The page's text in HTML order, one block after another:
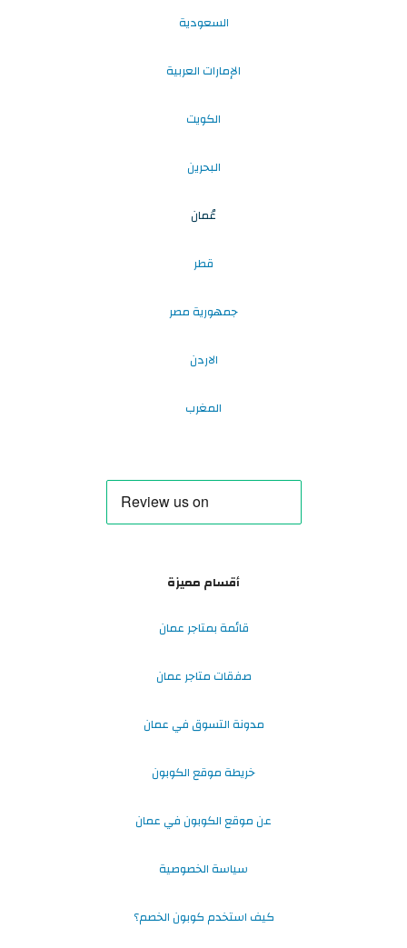
السعودية
الإمارات العربية
الكويت
البحرين
عُمان
قطر
جمهورية مصر
الاردن
المغرب
أقسام مميزة
قائمة بمتاجر عمان
صفقات متاجر عمان
مدونة التسوق في عمان
خريطة موقع الكوبون
عن موقع الكوبون في عمان
سياسة الخصوصية
كيف استخدم كوبون الخصم؟